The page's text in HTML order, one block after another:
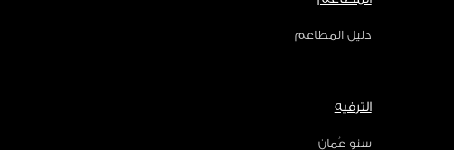
دليل المطاعم
الترفيه
سنو عُمان